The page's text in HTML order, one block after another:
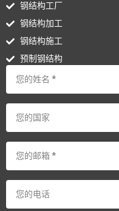
钢结构工厂
钢结构加工
钢结构施工
预制钢结构